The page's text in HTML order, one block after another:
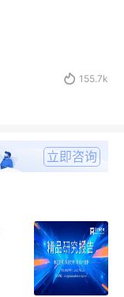
 155.7k
立即咨询